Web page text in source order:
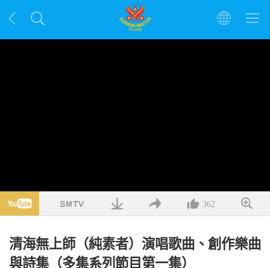
362
清海無上師（純素者）演唱歌曲、創作樂曲
與詩集（多集系列節目第一集）